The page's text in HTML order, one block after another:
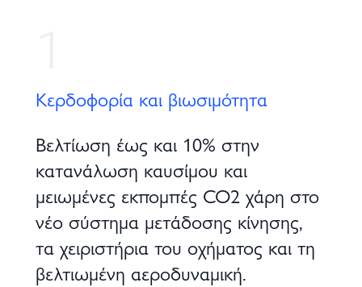
Κερδοφορία και βιωσιμότητα
Βελτίωση έως και 10% στην
κατανάλωση καυσίμου και
μειωμένες εκπομπές CO2 χάρη στο
νέο σύστημα μετάδοσης κίνησης,
τα χειριστήρια του οχήματος και τη
βελτιωμένη αεροδυναμική.